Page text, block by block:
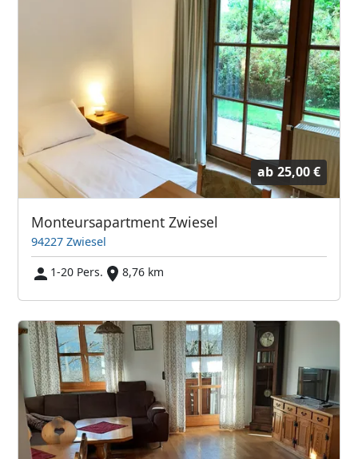
ab 25,00 €
Monteursapartment Zwiesel
94227 Zwiesel
1-20 Pers.
8,76 km